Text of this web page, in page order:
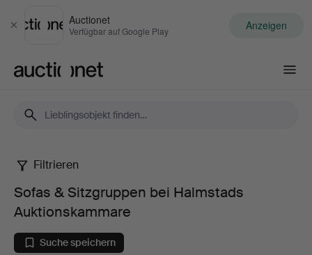
Schließen
Auctionet
Verfügbar auf Google Play Anzeigen
Sofas
Sitzgruppen
Filtrieren
Sofas & Sitzgruppen bei Halmstads
Auktionskammare
Suche speichern